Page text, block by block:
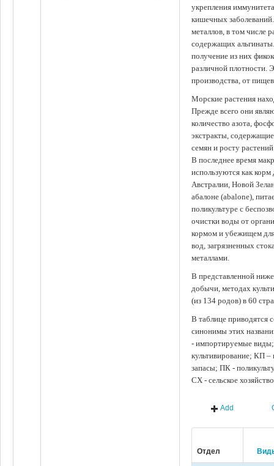
укрепления
кишечных
металлов, в том числе
содержащих
получение из них
различной плотности.
производства, от
Морские растения
Прежде всего они
количество азота,
экстракты,
семян и росту
В последнее время
используются как
Австралии, Новой
абалоне (abalone),
поликультуре с
очистки воды от
кормом и убежищем
вод, загрязненных
металлами.
В представленной
добычи, методах
(из 134 родов) в 60
В таблице приводятся
синонимы этих
- импортируемые
культивирование; КП
запасы; ПК -
СХ - сельское
Add
Отдел